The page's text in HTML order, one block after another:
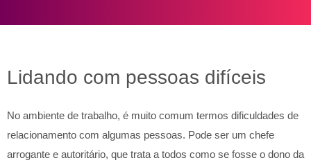
Lidando com pessoas difíceis
No ambiente de trabalho, é muito comum termos dificuldades de
relacionamento com algumas pessoas. Pode ser um chefe
arrogante e autoritário, que trata a todos como se fosse o dono da